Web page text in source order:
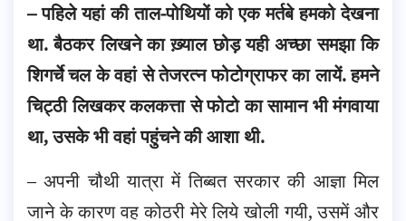
– पहिले यहां की ताल-पोथियों को एक मर्तबे हमको देखना
था. बैठकर लिखने का ख़्याल छोड़ यही अच्छा समझा कि
शिगर्चे चल के वहां से तेजरत्न फोटोग्राफर का लायें. हमने
चिट्ठी लिखकर कलकत्ता से फोटो का सामान भी मंगवाया
था, उसके भी वहां पहुंचने की आशा थी.
– अपनी चौथी यात्रा में तिब्बत सरकार की आज्ञा मिल
जाने के कारण वह कोठरी मेरे लिये खोली गयी, उसमें और